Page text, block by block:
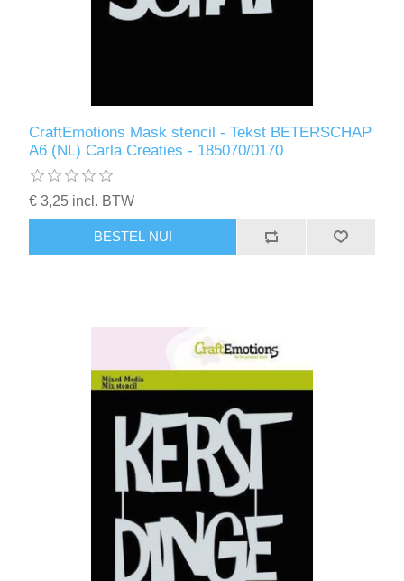
CraftEmotions Mask stencil - Tekst BETERSCHAP
A6 (NL) Carla Creaties - 185070/0170
€ 3,25 incl. BTW
BESTEL NU!